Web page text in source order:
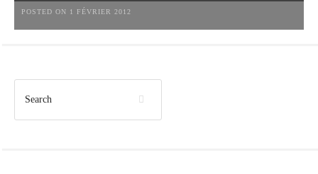
POSTED ON 1 FÉVRIER 2012